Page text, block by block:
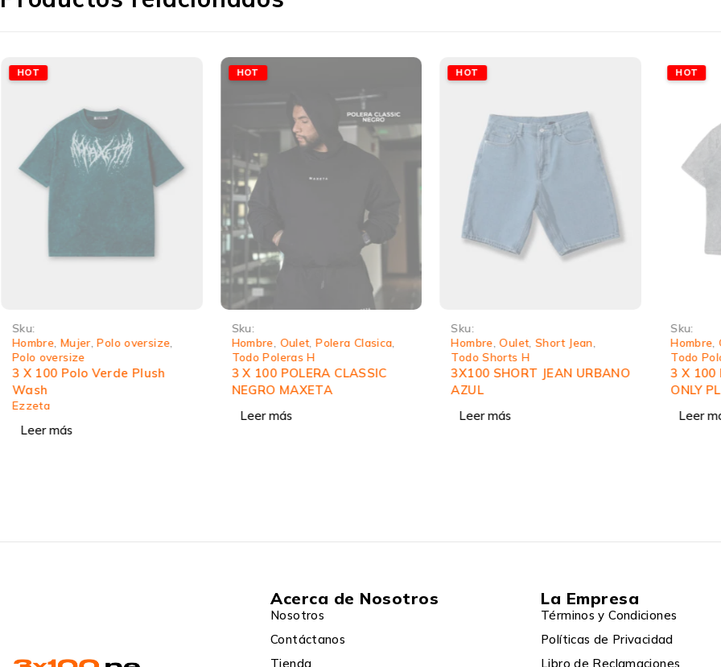
HOT
Sku:
Hombre Mujer,Polo oversize
Polo oversize
3 X 100 Polo Verde Plush
Wash
Ezzeta
Leer más
HOT
Sku:
Hombre Oulet,Polera Clasica
Todo Poleras H
3 X 100 POLERA CLASSIC
NEGRO MAXETA
Leer más
HOT
Sku:
Hombre ,Oulet,Short Jean
Todo Shorts H
3X100 SHORT JEAN URBANO
AZUL
Leer más
HOT
Sku:
Hombre ,
Todo
3 X 100
ONLY
Leer
Acerca de Nosotros
Nosotros
Contáctanos
Tienda
La Empresa
Términos y Condiciones
Políticas de Privacidad
Libro de Reclamaciones